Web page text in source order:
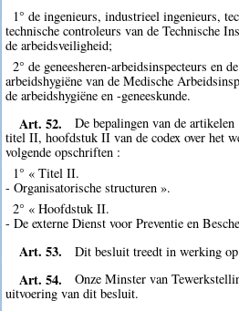
1° de ingenieurs, industrieel ingenieurs,
technische controleurs van de Technische
de arbeidsveiligheid;
2° de geneesheren-arbeidsinspecteurs en
arbeidshygiëne van de Medische
de arbeidshygiëne en -geneeskunde.
Art. 52.
De bepalingen van de
titel II, hoofdstuk II van de codex over het
volgende opschriften :
1° « Titel II.
- Organisatorische structuren ».
2° « Hoofdstuk II.
- De externe Dienst voor Preventie en
Art. 53. Dit besluit treedt in werking
Art. 54.
Onze Minster van
uitvoering van dit besluit.